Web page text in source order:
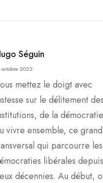
Séguin
octobre 2022
mettez le doigt avec
sur le délitement des
de la
vivre ensemble, ce
qui parcourre les
libérales
décennies. Au début,